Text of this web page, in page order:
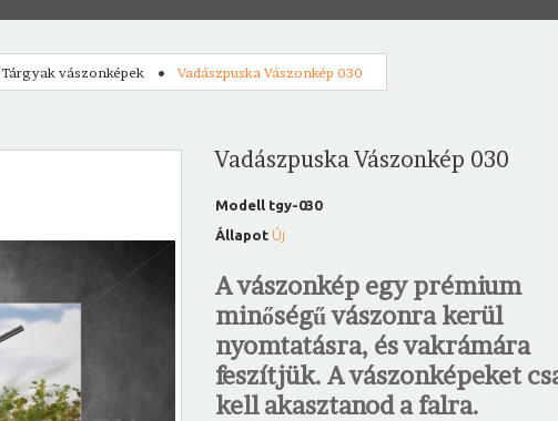
Tárgyak vászonképek Vadászpuska Vászonkép 030
Vadászpuska Vászonkép 030
Modell tgy-030
Állapot Új
A vászonkép egy prémium
minőségű vászonra kerül
nyomtatásra, és vakrámára
feszítjük. A vászonképeket
kell akasztanod a falra.